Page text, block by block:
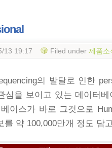
13 19:17 Filed under제품소
의 발달로 인한
심을 보이고 있는 데이터베
이스가 바로 그것으로
를 약100,000만개 정도 담